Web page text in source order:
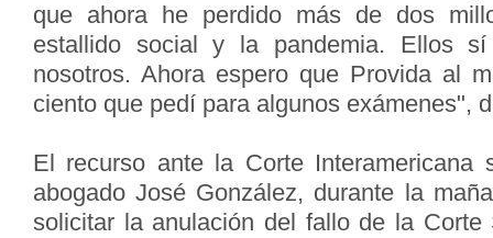
que ahora he perdido más de dos
estallido social y la pandemia. Ellos
nosotros. Ahora espero que Provida al
ciento que pedí para algunos exámenes",
El recurso ante la Corte Interamericana
abogado José González, durante la
solicitar la anulación del fallo de la